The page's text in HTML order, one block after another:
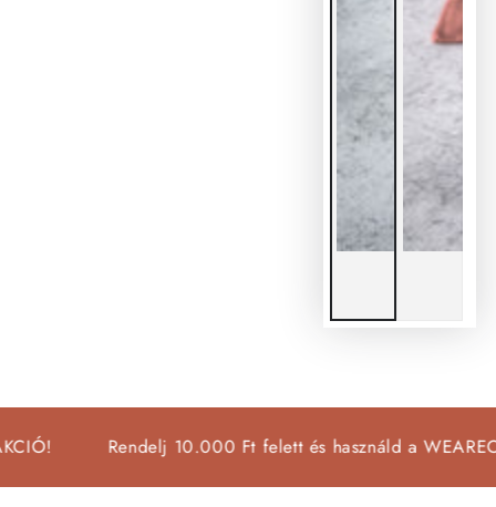
Rendelj 10.000 Ft felett és használd a WEAREOPEN20